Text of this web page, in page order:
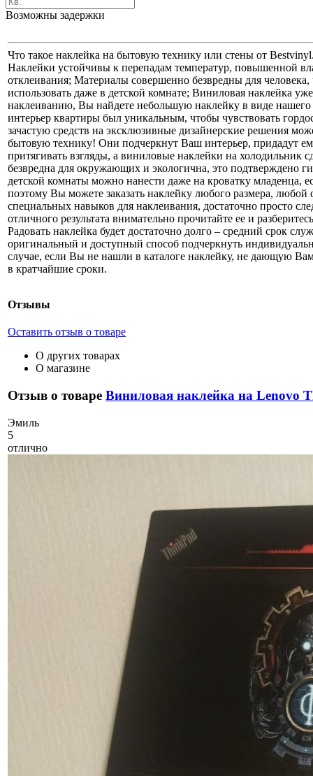
Возможны задержки
Что такое наклейка на бытовую технику или стены от
Наклейки устойчивы к перепадам температур, повышенной
отклеивания; Материалы совершенно безвредны для
использовать даже в детской комнате; Виниловая наклейка
наклеиванию, Вы найдете небольшую наклейку в виде нашего
интерьер квартиры был уникальным, чтобы чувствовать
зачастую средств на эксклюзивные дизайнерские решения
бытовую технику! Они подчеркнут Ваш интерьер, придадут
притягивать взгляды, а виниловые наклейки на
безвредна для окружающих и экологична, это подтверждено
детской комнаты можно нанести даже на кроватку младенца,
поэтому Вы можете заказать наклейку любого размера,
специальных навыков для наклеивания, достаточно просто
отличного результата внимательно прочитайте ее и
Радовать наклейка будет достаточно долго – средний срок
оригинальный и доступный способ подчеркнуть
случае, если Вы не нашли в каталоге наклейку, не дающую
в кратчайшие сроки.
Отзывы
Оставить отзыв о товаре
О других товарах
О магазине
Отзыв о товаре Виниловая наклейка на Lenovo
Эмиль
5
отлично